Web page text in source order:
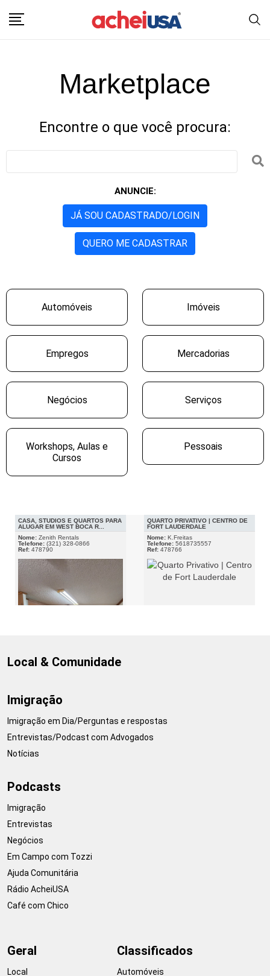
Marketplace
Encontre o que você procura:
ANUNCIE:
JÁ SOU CADASTRADO/LOGIN
QUERO ME CADASTRAR
Automóveis Imóveis
Empregos Mercadorias
Negócios Serviços
Workshops, Aulas e
Cursos
Pessoais
Local & Comunidade
Imigração
Imigração em Dia/Perguntas e respostas
Entrevistas/Podcast com Advogados
Notícias
Podcasts
Imigração
Entrevistas
Negócios
Em Campo com Tozzi
Ajuda Comunitária
Rádio AcheiUSA
Café com Chico
Geral
Local
Classificados
Automóveis